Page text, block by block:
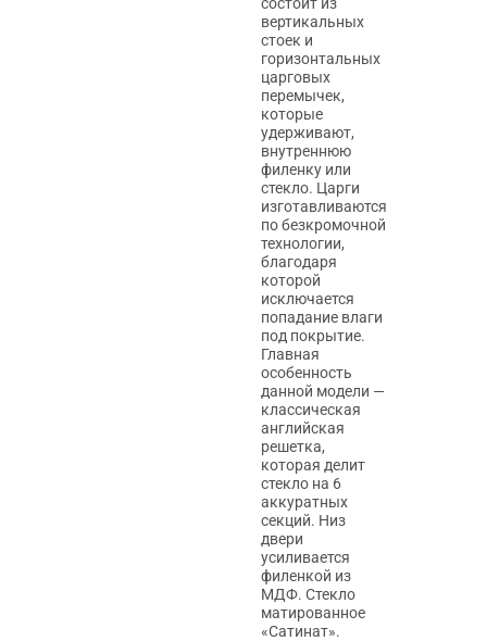
вертикальных
стоек и
горизонтальных
царговых
перемычек,
которые
удерживают,
внутреннюю
филенку или
стекло. Царги
изготавливаются
по безкромочной
технологии,
благодаря
которой
исключается
попадание влаги
под покрытие.
Главная
особенность
данной модели —
классическая
английская
решетка,
которая делит
стекло на 6
аккуратных
секций. Низ
двери
усиливается
филенкой из
МДФ. Стекло
матированное
«Сатинат».